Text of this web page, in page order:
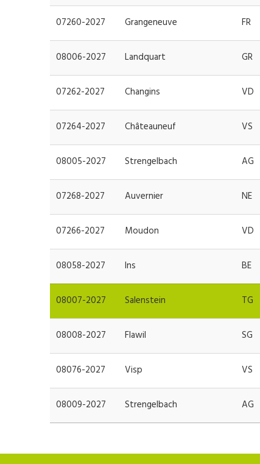
07260-2027 Grangeneuve FR
08006-2027 Landquart GR
07262-2027 Changins VD
07264-2027 Châteauneuf VS
08005-2027 Strengelbach AG
07268-2027 Auvernier NE
07266-2027 Moudon VD
08058-2027 Ins BE
08007-2027 Salenstein TG
08008-2027 Flawil SG
08076-2027 Visp VS
08009-2027 Strengelbach AG